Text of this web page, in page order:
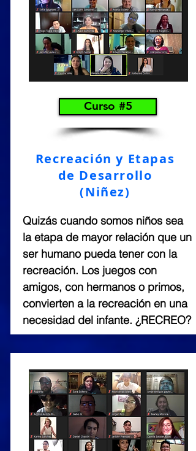
Curso #5
Recreación y Etapas
de Desarrollo
(Niñez)
Quizás cuando somos niños sea
la etapa de mayor relación que un
ser humano pueda tener con la
recreación. Los juegos con
amigos, con hermanos o primos,
convierten a la recreación en una
necesidad del infante. ¿RECREO?